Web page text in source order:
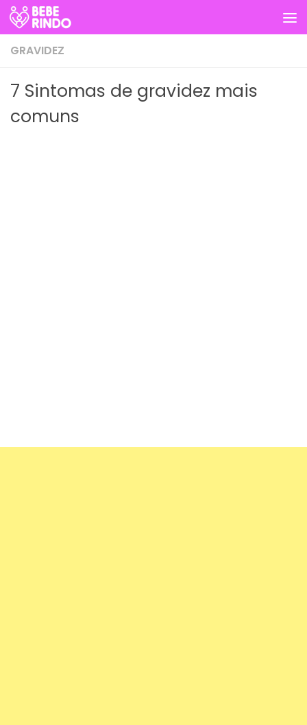
Skip to content
GRAVIDEZ
7 Sintomas de gravidez mais
comuns